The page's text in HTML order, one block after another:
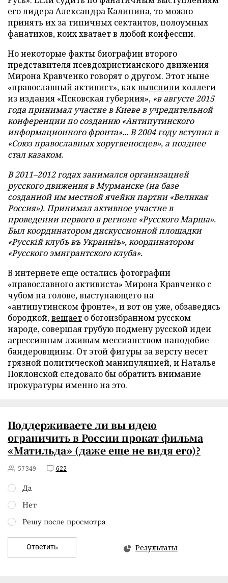
его лидера Александра Калинина, то можно
принять их за типичных сектантов, полоумных
фанатиков, коих хватает в любой конфессии.
Но некоторые факты биографии второго
представителя псевдохристианского движения
Мирона Кравченко говорят о другом. Этот ныне
«православный активист», каквыясниликоллеги
из издания «Псковская губерния», «в августе 2015
года принимал участие в Киеве в учредительной
конференции по созданию «Антипутинского
информационного фронта»... В 2004 году вступил в
«Союз православных хоругвеносцев», а позднее
стал казаком.
В 2011–2012 годах занимался организацией
русского движения в Мурманске (на базе
созданной им местной ячейки партии «Великая
Россия»). Принимал активное участие в
проведении первого в регионе «Русского Марша».
Был координатором дискуссионной площадки
«Русскій клубъ въ Украинiъ», координатором
«Русского эмигрантского клуба».
В интернете еще остались фотографии
«православного активиста» Мирона Кравченко с
чубом на голове, выступающего на
«антипутинском фронте», и вот он уже, обзаведясь
бородкой,вещает о богоизбранном русском
народе, совершая грубую подмену русской идеи
агрессивным лживым мессианством наподобие
бандеровщины. От этой фигуры за версту несет
грязной политической манипуляцией, и Наталье
Поклонской следовало бы обратить внимание
прокуратуры именно на это.
Поддерживаете ли вы идею
ограничить в России прокат фильма
«Матильда» (даже еще не видя его)?
57349 622
Да
Нет
Решу после просмотра
Ответить Результаты